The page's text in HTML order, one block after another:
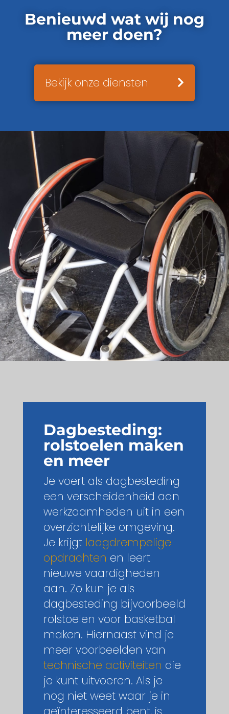
Benieuwd wat wij nog
meer doen?
Bekijk onze diensten
Dagbesteding:
rolstoelen maken
en meer
Je voert als dagbesteding
een verscheidenheid aan
werkzaamheden uit in een
overzichtelijke omgeving.
Je krijgt laagdrempelige
opdrachten en leert
nieuwe vaardigheden
aan. Zo kun je als
dagbesteding bijvoorbeeld
rolstoelen voor basketbal
maken. Hiernaast vind je
meer voorbeelden van
technische activiteiten die
je kunt uitvoeren. Als je
nog niet weet waar je in
geïnteresseerd bent, is